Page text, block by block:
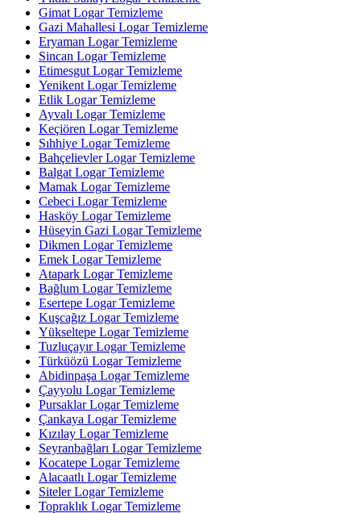
Gimat Logar Temizleme
Gazi Mahallesi Logar Temizleme
Eryaman Logar Temizleme
Sincan Logar Temizleme
Etimesgut Logar Temizleme
Yenikent Logar Temizleme
Etlik Logar Temizleme
Ayvalı Logar Temizleme
Keçiören Logar Temizleme
Sıhhiye Logar Temizleme
Bahçelievler Logar Temizleme
Balgat Logar Temizleme
Mamak Logar Temizleme
Cebeci Logar Temizleme
Hasköy Logar Temizleme
Hüseyin Gazi Logar Temizleme
Dikmen Logar Temizleme
Emek Logar Temizleme
Atapark Logar Temizleme
Bağlum Logar Temizleme
Esertepe Logar Temizleme
Kuşcağız Logar Temizleme
Yükseltepe Logar Temizleme
Tuzluçayır Logar Temizleme
Türküözü Logar Temizleme
Abidinpaşa Logar Temizleme
Çayyolu Logar Temizleme
Pursaklar Logar Temizleme
Çankaya Logar Temizleme
Kızılay Logar Temizleme
Seyranbağları Logar Temizleme
Kocatepe Logar Temizleme
Alacaatlı Logar Temizleme
Siteler Logar Temizleme
Topraklık Logar Temizleme